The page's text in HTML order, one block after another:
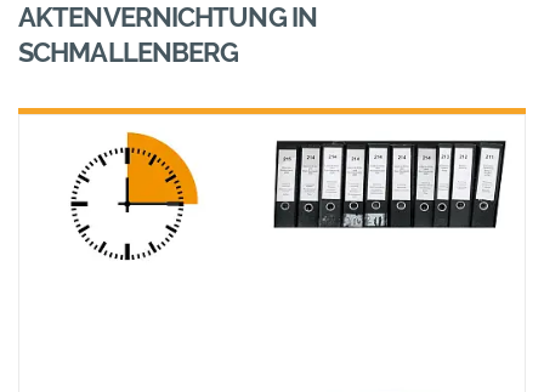
AKTENVERNICHTUNG IN
SCHMALLENBERG